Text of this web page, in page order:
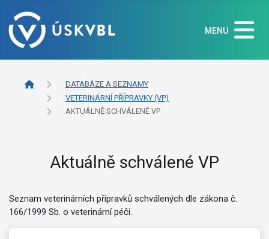
MENU
DATABÁZE A SEZNAMY
VETERINÁRNÍ PŘÍPRAVKY (VP)
AKTUÁLNĚ SCHVÁLENÉ VP
Aktuálně schválené VP
Seznam veterinárních přípravků schválených dle zákona č.
166/1999 Sb. o veterinární péči.